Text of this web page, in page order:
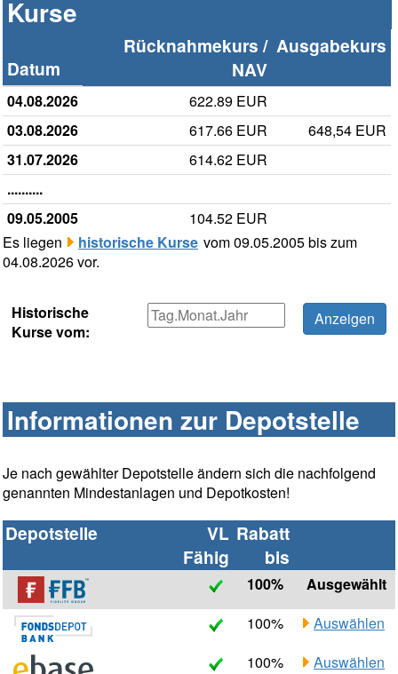
Kurse
Datum
Rücknahmekurs /
NAV
Ausgabekurs
04.08.2026
622.89 EUR
03.08.2026
617.66 EUR
648,54 EUR
31.07.2026
614.62 EUR
..........
09.05.2005
104.52 EUR
Es liegen
historische Kurse vom 09.05.2005 bis zum
04.08.2026 vor.
Historische
Kurse vom:
Informationen zur Depotstelle
Je nach gewählter Depotstelle ändern sich die nachfolgend
genannten Mindestanlagen und Depotkosten!
Depotstelle
VL
Fähig
Rabatt
bis
100%
Ausgewählt
100%
Auswählen
100%
Auswählen